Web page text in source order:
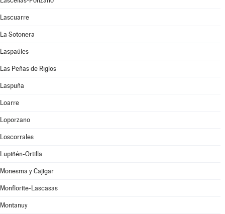
Lascuarre
La Sotonera
Laspaúles
Las Peñas de Riglos
Laspuña
Loarre
Loporzano
Loscorrales
Lupiñén-Ortilla
Monesma y Cajigar
Monflorite-Lascasas
Montanuy